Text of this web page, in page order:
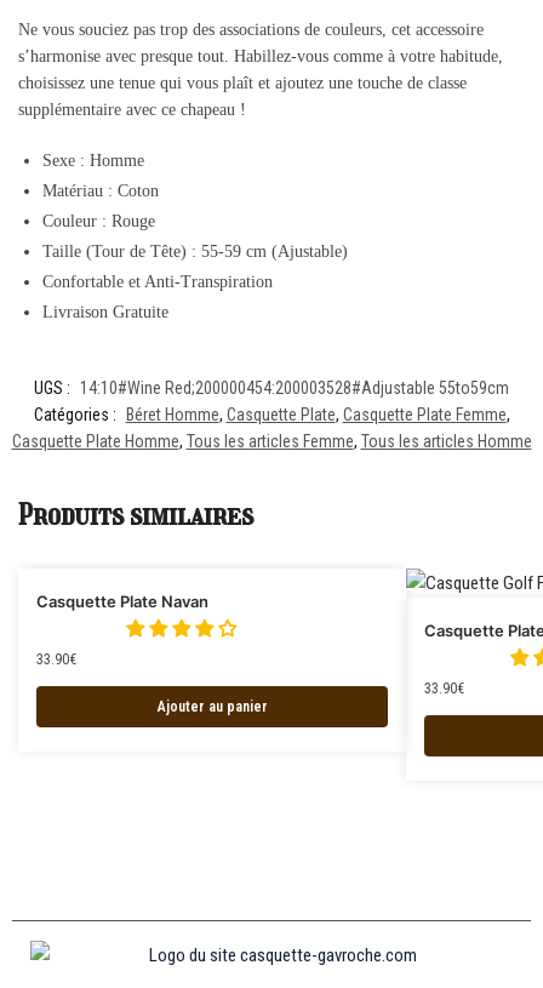
Ne vous souciez pas trop des associations de couleurs, cet accessoire
s’harmonise avec presque tout. Habillez-vous comme à votre habitude,
choisissez une tenue qui vous plaît et ajoutez une touche de classe
supplémentaire avec ce chapeau !
Sexe : Homme
Matériau : Coton
Couleur : Rouge
Taille (Tour de Tête) : 55-59 cm (Ajustable)
Confortable et Anti-Transpiration
Livraison Gratuite
UGS :
14:10#Wine Red;200000454:200003528#Adjustable 55to59cm
Catégories :
Béret Homme, Casquette Plate, Casquette Plate Femme,
Casquette Plate Homme, Tous les articles Femme, Tous les articles Homme
Produits similaires
Casquette Plate Navan
33.90€
Ajouter au panier
Casquette
33.90€